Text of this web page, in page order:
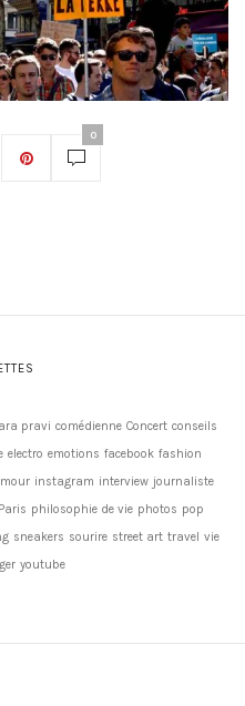
0
pravi comédienne Concert conseils
electro emotions facebook fashion
instagram interview journaliste
Paris philosophie de vie photos pop
sneakers sourire street art travel vie
youtube